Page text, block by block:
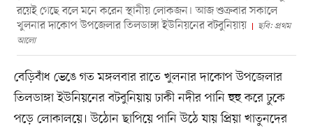
রয়েই গেছে বলে মনে করেন স্থানীয় লোকজন। আজ শুক্রবার সকালে
খুলনার দাকোপ উপজেলার তিলডাঙ্গা ইউনিয়নের বটবুনিয়ায়
ছবি: প্রথম
আলো
বেড়িবাঁধ ভেঙে গত মঙ্গলবার রাতে খুলনার দাকোপ উপজেলার
তিলডাঙ্গা ইউনিয়নের বটবুনিয়ায় ঢাকী নদীর পানি হুহু করে ঢুকে
পড়ে লোকালয়ে। উঠোন ছাপিয়ে পানি উঠে যায় প্রিয়া খাতুনদের